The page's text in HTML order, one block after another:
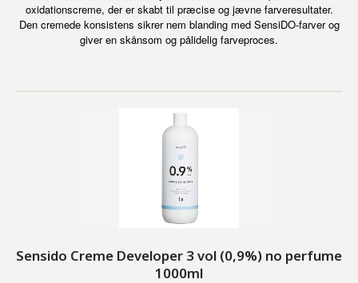
oxidationscreme, der er skabt til præcise og jævne farveresultater.
Den cremede konsistens sikrer nem blanding med SensiDO-farver og
giver en skånsom og pålidelig farveproces.
Sensido Creme Developer 3 vol (0,9%) no perfume
1000ml